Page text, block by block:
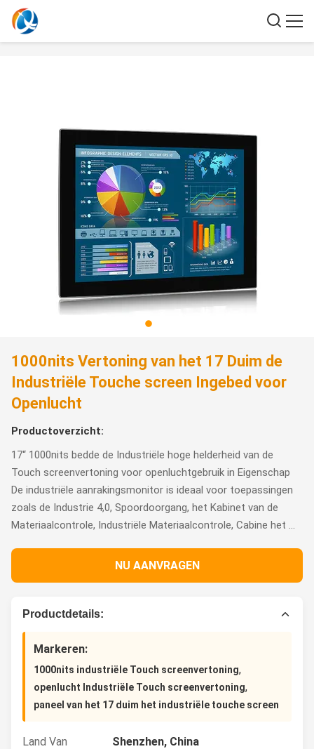
1000nits Vertoning van het 17 Duim de
Industriële Touche screen Ingebed voor
Openlucht
Productoverzicht:
17“ 1000nits bedde de Industriële hoge helderheid van de
Touch screenvertoning voor openluchtgebruik in Eigenschap
De industriële aanrakingsmonitor is ideaal voor toepassingen
zoals de Industrie 4,0, Spoordoorgang, het Kabinet van de
Materiaalcontrole, Industriële Materiaalcontrole, Cabine het ...
NU AANVRAGEN
Productdetails:
Markeren:
1000nits industriële Touch screenvertoning,
openlucht Industriële Touch screenvertoning,
paneel van het 17 duim het industriële touche screen
Land Van
Shenzhen, China